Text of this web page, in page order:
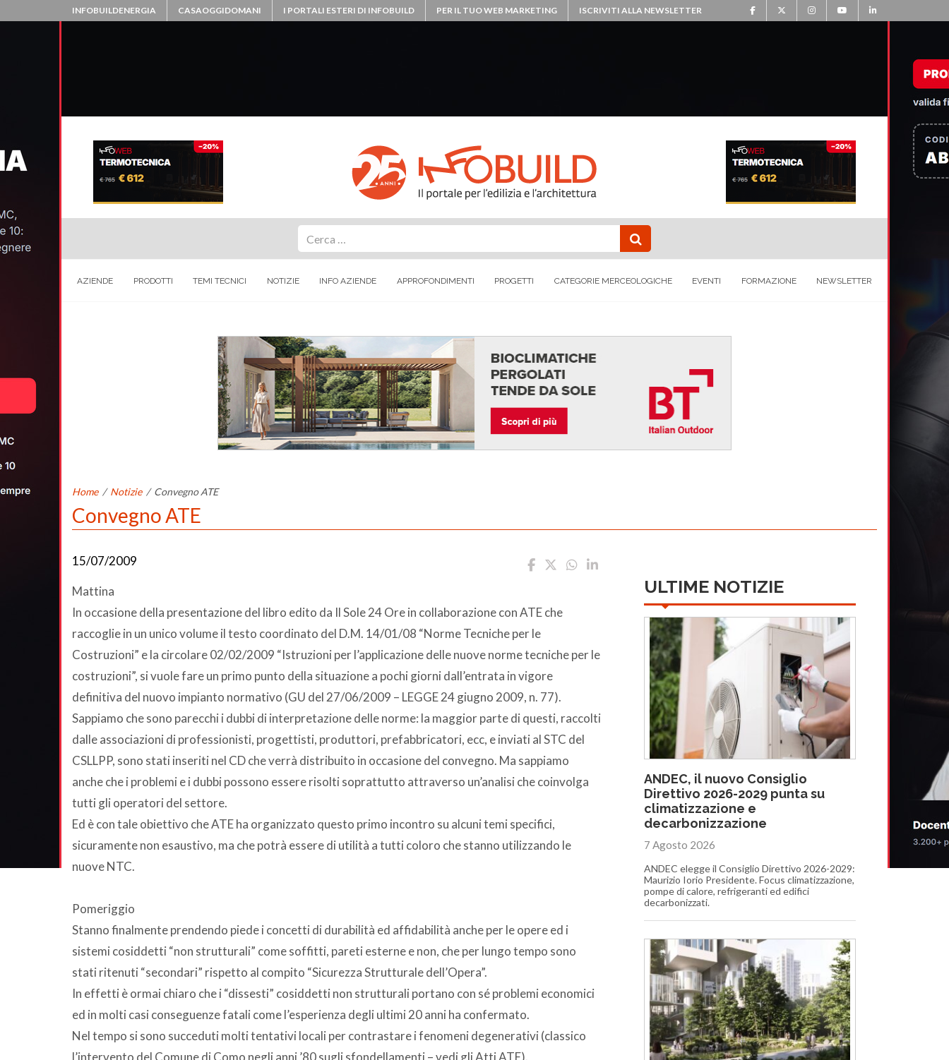
INFOBUILDENERGIA CASAOGGIDOMANI I PORTALI ESTERI DI INFOBUILD PER IL TUO WEB MARKETING ISCRIVITI ALLA NEWSLETTER
AZIENDE PRODOTTI TEMI TECNICI NOTIZIE INFO AZIENDE APPROFONDIMENTI PROGETTI CATEGORIE MERCEOLOGICHE EVENTI FORMAZIONE NEWSLETTER
Home / Notizie / Convegno ATE
Convegno ATE
15/07/2009
Mattina
In occasione della presentazione del libro edito da Il Sole 24 Ore in collaborazione con ATE che
raccoglie in un unico volume il testo coordinato del D.M. 14/01/08 “Norme Tecniche per le
Costruzioni” e la circolare 02/02/2009 “Istruzioni per l’applicazione delle nuove norme tecniche per le
costruzioni”, si vuole fare un primo punto della situazione a pochi giorni dall’entrata in vigore
definitiva del nuovo impianto normativo (GU del 27/06/2009 – LEGGE 24 giugno 2009, n. 77).
Sappiamo che sono parecchi i dubbi di interpretazione delle norme: la maggior parte di questi, raccolti
dalle associazioni di professionisti, progettisti, produttori, prefabbricatori, ecc, e inviati al STC del
CSLLPP, sono stati inseriti nel CD che verrà distribuito in occasione del convegno. Ma sappiamo
anche che i problemi e i dubbi possono essere risolti soprattutto attraverso un’analisi che coinvolga
tutti gli operatori del settore.
Ed è con tale obiettivo che ATE ha organizzato questo primo incontro su alcuni temi specifici,
sicuramente non esaustivo, ma che potrà essere di utilità a tutti coloro che stanno utilizzando le
nuove NTC.
Pomeriggio
Stanno finalmente prendendo piede i concetti di durabilità ed affidabilità anche per le opere ed i
sistemi cosiddetti “non strutturali” come soffitti, pareti esterne e non, che per lungo tempo sono
stati ritenuti “secondari” rispetto al compito “Sicurezza Strutturale dell’Opera”.
In effetti è ormai chiaro che i “dissesti” cosiddetti non strutturali portano con sé problemi economici
ed in molti casi conseguenze fatali come l’esperienza degli ultimi 20 anni ha confermato.
Nel tempo si sono succeduti molti tentativi locali per contrastare i fenomeni degenerativi (classico
l’intervento del Comune di Como negli anni ’80 sugli sfondellamenti – vedi gli Atti ATE).
ULTIME NOTIZIE
ANDEC, il nuovo Consiglio
Direttivo 2026-2029 punta su
climatizzazione e
decarbonizzazione
7 Agosto 2026
ANDEC elegge il Consiglio Direttivo 2026-2029:
Maurizio Iorio Presidente. Focus climatizzazione,
pompe di calore, refrigeranti ed edifici
decarbonizzati.